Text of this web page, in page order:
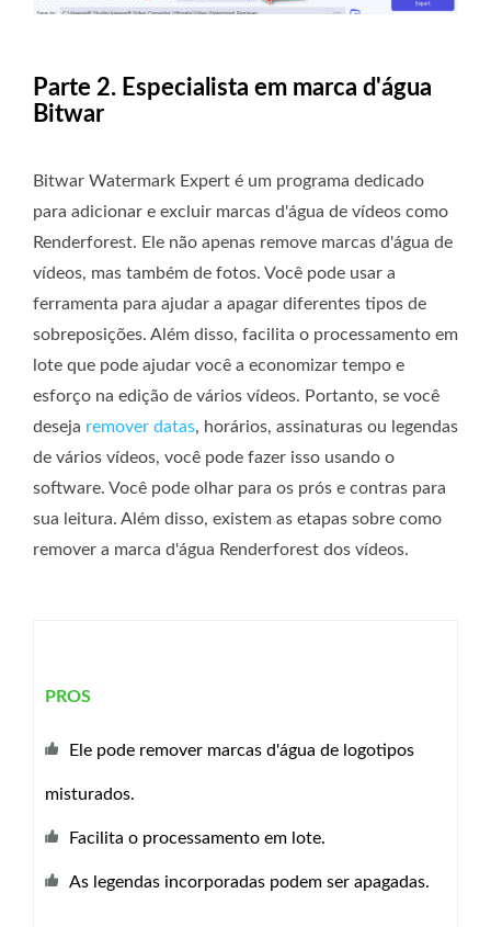
Parte 2. Especialista em marca d'água
Bitwar
Bitwar Watermark Expert é um programa dedicado
para adicionar e excluir marcas d'água de vídeos como
Renderforest. Ele não apenas remove marcas d'água de
vídeos, mas também de fotos. Você pode usar a
ferramenta para ajudar a apagar diferentes tipos de
sobreposições. Além disso, facilita o processamento em
lote que pode ajudar você a economizar tempo e
esforço na edição de vários vídeos. Portanto, se você
deseja remover datas, horários, assinaturas ou legendas
de vários vídeos, você pode fazer isso usando o
software. Você pode olhar para os prós e contras para
sua leitura. Além disso, existem as etapas sobre como
remover a marca d'água Renderforest dos vídeos.
PROS
Ele pode remover marcas d'água de logotipos
misturados.
Facilita o processamento em lote.
As legendas incorporadas podem ser apagadas.